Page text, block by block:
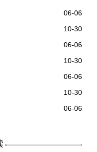
06-06
10-30
06-06
10-30
06-06
10-30
06-06